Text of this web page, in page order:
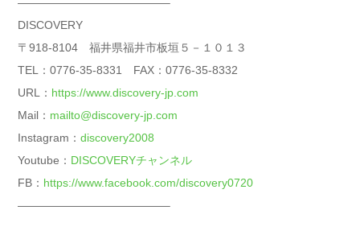
—————————————–
DISCOVERY
〒918-8104 福井県福井市板垣５－１０１３
TEL：0776-35-8331 FAX：0776-35-8332
URL： https://www.discovery-jp.com
Mail： mailto@discovery-jp.com
Instagram： discovery2008
Youtube： DISCOVERYチャンネル
FB： https://www.facebook.com/discovery0720
—————————————–